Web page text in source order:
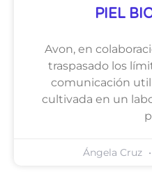
PIEL
Avon, en
traspasado los
comunicación
cultivada en un
Ángela Cruz